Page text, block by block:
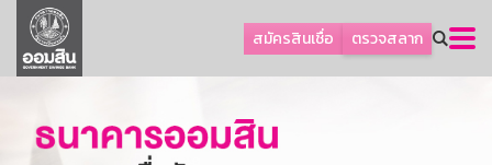
สมัครสินเชื่อ ตรวจสลาก
ลูกค้าธุรกิจ
ลูกค้าผู้ประกอบรายย่อย
ออมเพื่อสุข